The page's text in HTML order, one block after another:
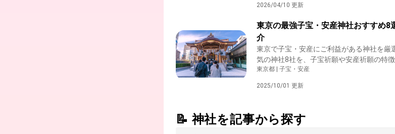
2026/04/10 更新
東京の最強子宝・安産神社おすすめ8
介
東京で子宝・安産にご利益がある神社を厳
気の神社8社を、子宝祈願や安産祈願の特
わかりやすく解説します。家族の幸せを願
東京都 | 子宝・安産
2025/10/01 更新
📝 神社を記事から探す